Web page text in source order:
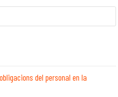
del personal en la